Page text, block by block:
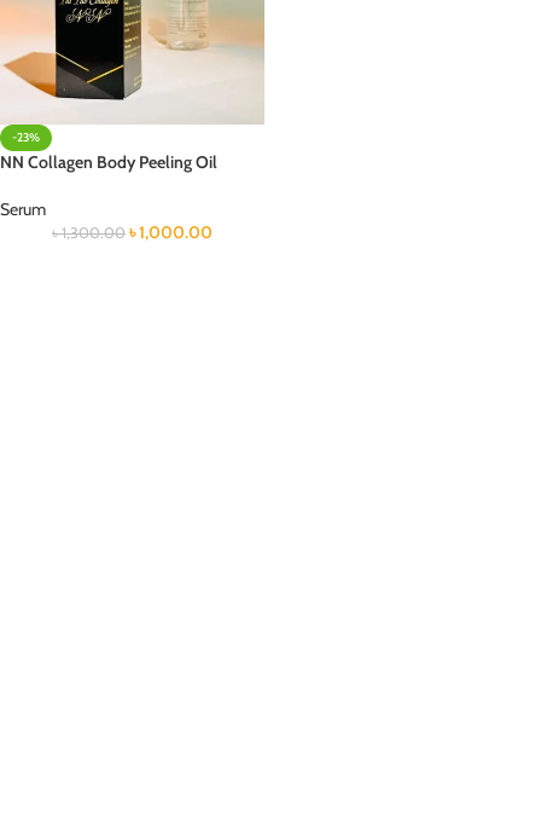
-23%
NN Collagen Body Peeling Oil
Serum
৳1,300.00 ৳1,000.00